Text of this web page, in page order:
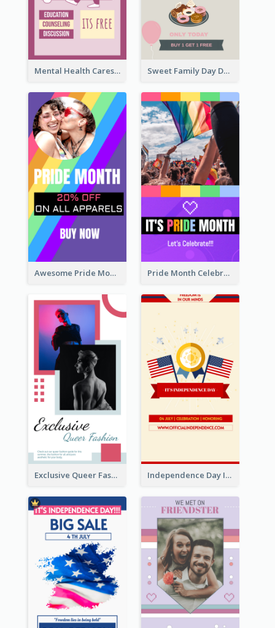
Mental Health Caresses Instagram Story Sweet Family Day Dessert Offer Instagram Story
Awesome Pride Month Merch Instagram Story Design Pride Month Celebration Instagram Story Design
Exclusive Queer Fashion Instagram Story Independence Day Info Instagram Story